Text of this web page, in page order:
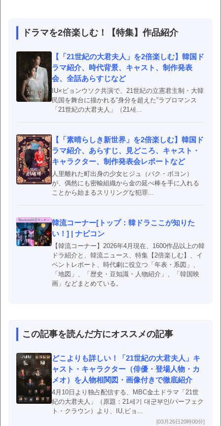
ドラマを2倍楽しむ！【特集】作品紹介
【「21世紀の大君夫人」を2倍楽しむ】韓国ド
ラマ紹介、時代背景、キャスト、制作発表
会、全話あらすじなど
IU×ビョンウソク共演で、21世紀の立憲君主制・大韓
民国を舞台に描かれる“身分を超えた”ラブロマンス
「21世紀の大君夫人」（21세...
【「素晴らしき新世界」を2倍楽しむ】韓国ド
ラマ紹介、あらすじ、見どころ、キャスト・
キャラクター、制作発表会レポートなど
人里離れた町出身の少女ヒジュ（パク・ボヨン）
が、偶然にも密輸組織から金の延べ棒を手に入れる
ことから始まるスリリングな犯罪...
韓流コーナー[トップ：韓ドラここが知りた
い！] | ナビコン
【韓流コーナー】2026年4月現在、1600作品以上の韓
ドラ紹介と、韓流ニュース、特集【2倍楽しむ】、イ
ベントレポート、時代劇に役立つ「年表・系図」、
「地図」、「歴史・豆知識・人物紹介」、「韓国映
画」などまとめている。
この記事を読んだ方にオススメの記事
どこよりも詳しい！「21世紀の大君夫人」キ
ャスト・キャラクター（俳優・登場人物・カ
メオ）を人物相関図・画像付きで徹底紹介
4月10日より独占配信する、MBC金土ドラマ「21世
紀の大君夫人」（原題：21세기 대군부인/パーフェク
ト・クラウン）より、IU,ビョ...
[03月26日20時00分]